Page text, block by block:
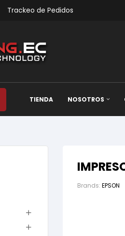
Trackeo de Pedidos
TIENDA NOSOTROS
Brands: EPSON